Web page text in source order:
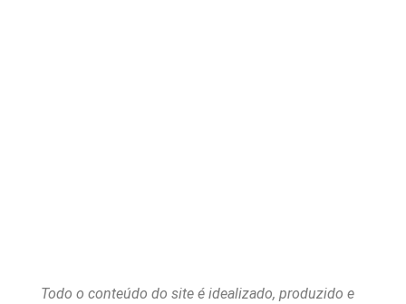
Todo o conteúdo do site é idealizado, produzido e